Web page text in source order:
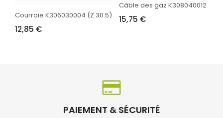
Courroie K306030004 (Z 30.5)
12,85 €
Câble des gaz K308040012
15,75 €
PAIEMENT & SÉCURITÉ